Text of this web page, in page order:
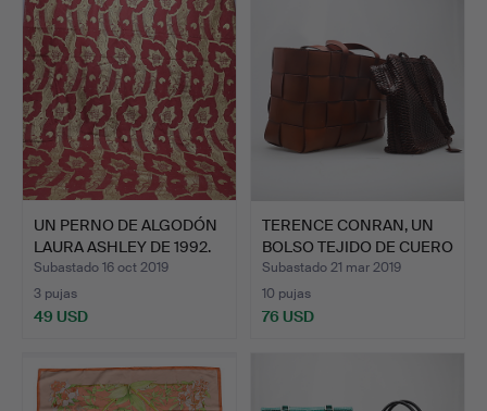
UN PERNO DE ALGODÓN
LAURA ASHLEY DE 1992.
Subastado 16 oct 2019
3 pujas
49 USD
TERENCE CONRAN, UN
BOLSO TEJIDO DE CUERO
M…
Subastado 21 mar 2019
10 pujas
76 USD